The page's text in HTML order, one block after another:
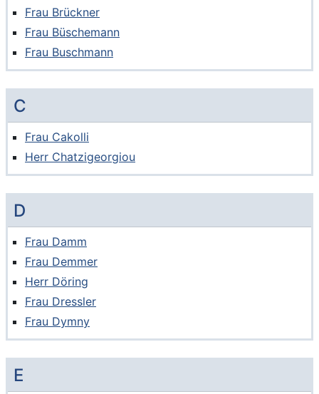
Frau Brückner
Frau Büschemann
Frau Buschmann
C
Frau Cakolli
Herr Chatzigeorgiou
D
Frau Damm
Frau Demmer
Herr Döring
Frau Dressler
Frau Dymny
E